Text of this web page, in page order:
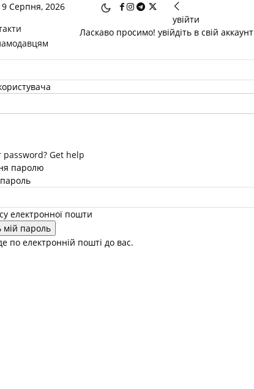
9 Серпня, 2026
увійти
Ласкаво просимо! увійдіть в свій аккаунт
password? Get help
паролю
електронної пошти
по електронній пошті до вас.